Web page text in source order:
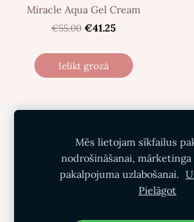
Miracle Aqua Gel Cream
€55.00 €41.25
Ielikt grozā
Piegāde
Par mums
Mēs lietojam sīkfailus
nodrošināšanai,
pakalpojuma uzlabošanai.
Pielāgot